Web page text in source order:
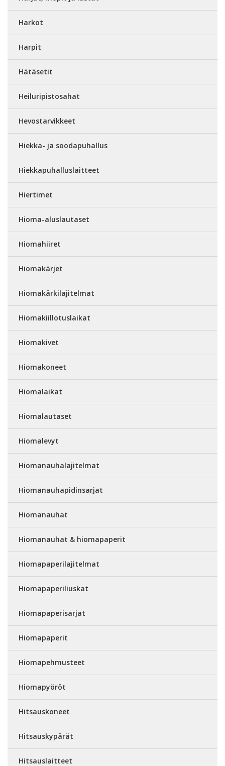
Harkot
Harpit
Hätäsetit
Heiluripistosahat
Hevostarvikkeet
Hiekka- ja soodapuhallus
Hiekkapuhalluslaitteet
Hiertimet
Hioma-aluslautaset
Hiomahiiret
Hiomakärjet
Hiomakärkilajitelmat
Hiomakiillotuslaikat
Hiomakivet
Hiomakoneet
Hiomalaikat
Hiomalautaset
Hiomalevyt
Hiomanauhalajitelmat
Hiomanauhapidinsarjat
Hiomanauhat
Hiomanauhat & hiomapaperit
Hiomapaperilajitelmat
Hiomapaperiliuskat
Hiomapaperisarjat
Hiomapaperit
Hiomapehmusteet
Hiomapyöröt
Hitsauskoneet
Hitsauskypärät
Hitsauslaitteet